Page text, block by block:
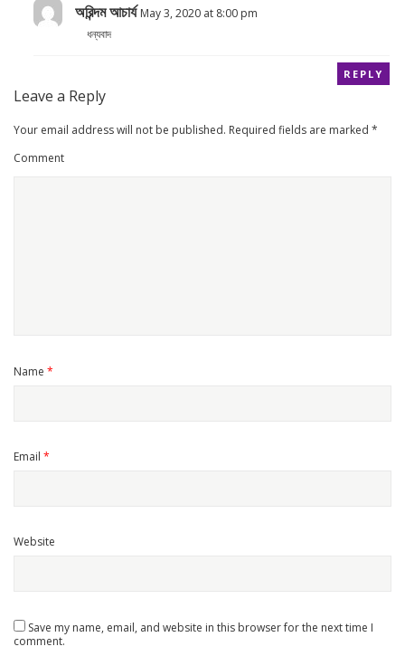
অরিন্দম আচার্য May 3, 2020 at 8:00 pm
ধন্যবাদ
REPLY
Leave a Reply
Your email address will not be published. Required fields are marked *
Comment
Name *
Email *
Website
Save my name, email, and website in this browser for the next time I
comment.